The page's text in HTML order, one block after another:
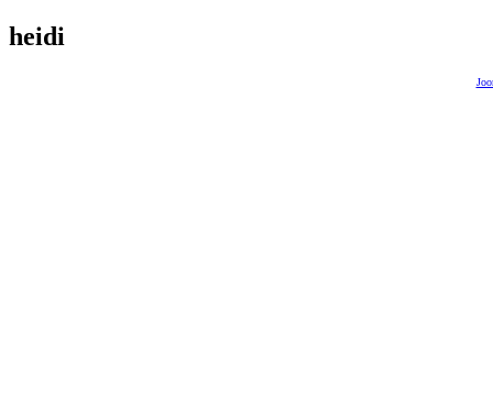
heidi